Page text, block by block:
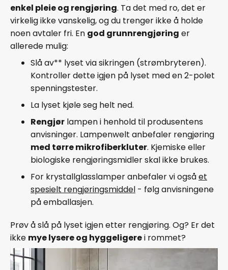
enkel pleie og rengjøring. Ta det med ro, det er
virkelig ikke vanskelig, og du trenger ikke å holde
noen avtaler fri. En god grunnrengjøring er
allerede mulig:
Slå av** lyset via sikringen (strømbryteren).
Kontroller dette igjen på lyset med en 2-polet
spenningstester.
La lyset kjøle seg helt ned.
Rengjør lampen i henhold til produsentens
anvisninger. Lampenwelt anbefaler rengjøring
med tørre mikrofiberkluter. Kjemiske eller
biologiske rengjøringsmidler skal ikke brukes.
For krystallglasslamper anbefaler vi ogsået
spesielt rengjøringsmiddel - følg anvisningene
på emballasjen.
Prøv å slå på lyset igjen etter rengjøring. Og? Er det
ikke mye lysere og hyggeligerei rommet?